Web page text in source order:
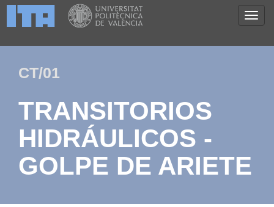
CT/01
TRANSITORIOS
HIDRÁULICOS -
GOLPE DE ARIETE